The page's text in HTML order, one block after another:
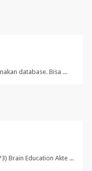
database. Bisa ...
Brain Education Akte ...